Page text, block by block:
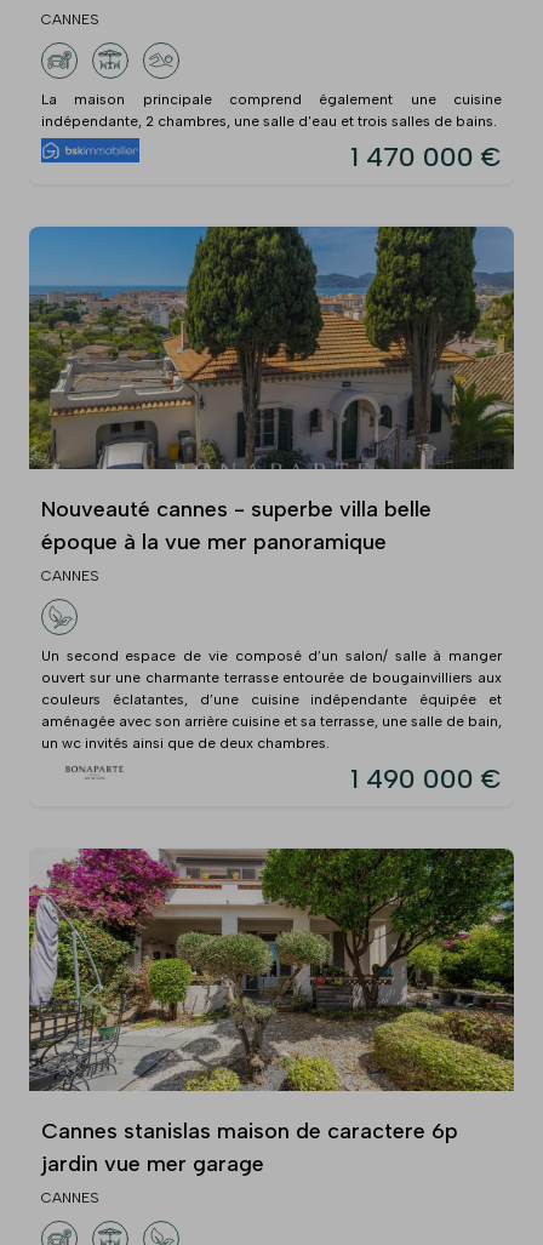
CANNES
La maison principale comprend également une cuisine
indépendante, 2 chambres, une salle d'eau et trois salles de bains.
1 470 000 €
Nouveauté cannes - superbe villa belle
époque à la vue mer panoramique
CANNES
Un second espace de vie composé d’un salon/ salle à manger
ouvert sur une charmante terrasse entourée de bougainvilliers aux
couleurs éclatantes, d’une cuisine indépendante équipée et
aménagée avec son arrière cuisine et sa terrasse, une salle de bain,
un wc invités ainsi que de deux chambres.
1 490 000 €
Cannes stanislas maison de caractere 6p
jardin vue mer garage
CANNES